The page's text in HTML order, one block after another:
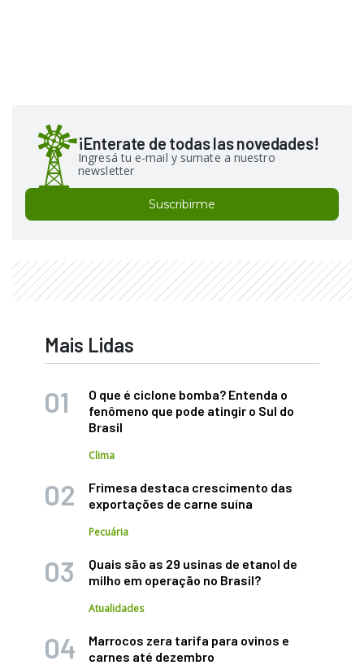
¡Enterate de todas las novedades!
Ingresá tu e-mail y sumate a nuestro
newsletter
Suscribirme
Mais Lidas
O que é ciclone bomba? Entenda o
fenômeno que pode atingir o Sul do
Brasil
Clima
Frimesa destaca crescimento das
exportações de carne suína
Pecuária
Quais são as 29 usinas de etanol de
milho em operação no Brasil?
Atualidades
Marrocos zera tarifa para ovinos e
carnes até dezembro